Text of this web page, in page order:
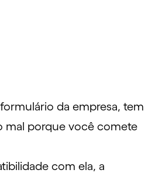
da empresa, tem
mal porque você comete
com ela, a